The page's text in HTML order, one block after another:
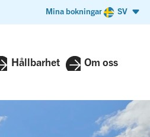
Mina bokningar SV
Hållbarhet Om oss